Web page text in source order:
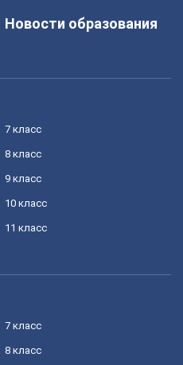
Новости образования
7 класс
8 класс
9 класс
10 класс
11 класс
7 класс
8 класс